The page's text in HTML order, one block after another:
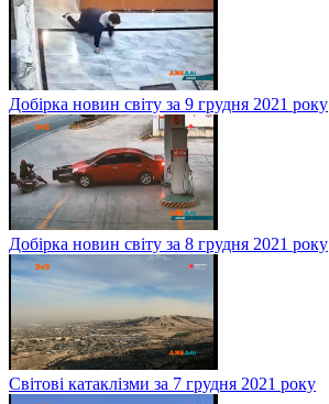
Добірка новин світу за 9 грудня 2021 року
Добірка новин світу за 8 грудня 2021 року
Світові катаклізми за 7 грудня 2021 року